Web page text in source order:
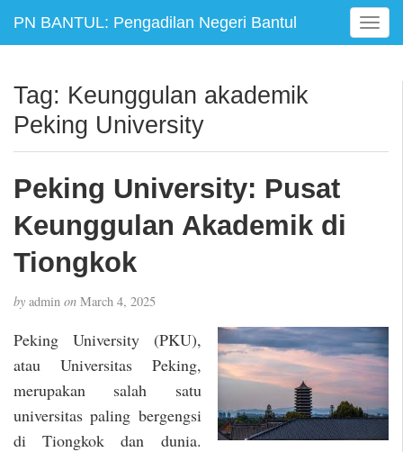
PN BANTUL: Pengadilan Negeri Bantul
T
o
Tag: Keunggulan akademik
Peking University
Peking University: Pusat
Keunggulan Akademik di
Tiongkok
by admin on March 4, 2025
Peking University (PKU),
atau Universitas Peking,
merupakan salah satu
universitas paling bergengsi
di Tiongkok dan dunia.